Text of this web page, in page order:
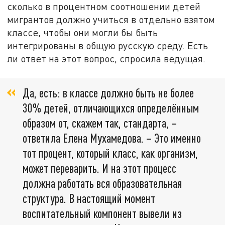
сколько в процентном соотношении детей
мигрантов должно учиться в отдельно взятом
классе, чтобы они могли бы быть
интегрированы в общую русскую среду. Есть
ли ответ на этот вопрос, спросила ведущая.
Да, есть: в классе должно быть не более
30% детей, отличающихся определённым
образом от, скажем так, стандарта, –
ответила Елена Мухамедова. – Это именно
тот процент, который класс, как организм,
может переварить. И на этот процесс
должна работать вся образовательная
структура. В настоящий момент
воспитательный компонент вывели из